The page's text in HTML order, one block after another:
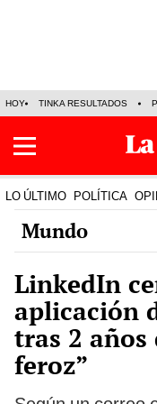
HOY TINKA RESULTADOS
LO ÚLTIMO POLÍTICA
Mundo
LinkedIn
aplicación
tras 2 años
feroz”